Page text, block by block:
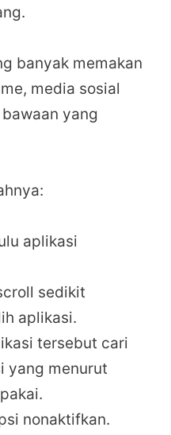
banyak memakan
media sosial
yang
aplikasi
sedikit
aplikasi.
tersebut cari
yang menurut
nonaktifkan.